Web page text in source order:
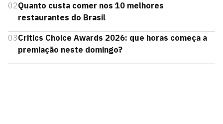
02Quanto custa comer nos 10 melhores
restaurantes do Brasil
03Critics Choice Awards 2026: que horas começa a
premiação neste domingo?